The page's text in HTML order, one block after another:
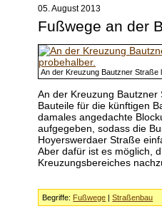
05. August 2013
Fußwege an der
An der Kreuzung Bautzner Straße
An der Kreuzung
Bauteile für die künftigen
damales angedachte
aufgegeben, sodass die
Hoyerswerdaer Straße
Aber dafür ist es möglich,
Kreuzungsbereiches
Begriffe: Fußwege |Straßenbau